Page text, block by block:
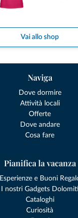
Vai allo shop
Naviga
Dove dormire
Attività locali
Offerte
Dove andare
Cosa fare
Pianifica la vacanza
Esperienze e Buoni
I nostri Gadgets Dolomiti
Cataloghi
Curiosità